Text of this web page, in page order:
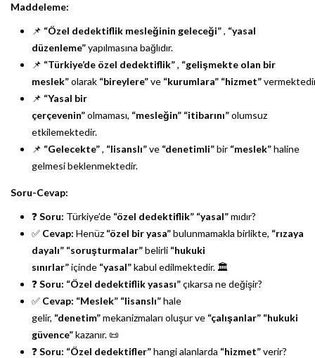
Maddeleme:
📌 “Özel dedektiflik mesleğinin geleceği”, “yasal
düzenleme”yapılmasına bağlıdır.
📌 “Türkiye’de özel dedektiflik”, “gelişmekte olan bir
meslek”olarak “bireylere”ve “kurumlara” “hizmet”
📌 “Yasal bir
çerçevenin”olmaması, “mesleğin” “itibarını”olumsuz
etkilemektedir.
📌 “Gelecekte”, “lisanslı”ve “denetimli”bir “meslek”haline
gelmesi beklenmektedir.
Soru-Cevap:
❓Soru: Türkiye’de “özel dedektiflik” “yasal”mıdır?
✅ Cevap: Henüz “özel bir yasa”bulunmamakla birlikte, “rızaya
dayalı” “soruşturmalar”belirli “hukuki
sınırlar”içinde “yasal”kabul edilmektedir. 🏛️
❓Soru: “Özel dedektiflik yasası”çıkarsa ne değişir?
✅ Cevap: “Meslek” “lisanslı”hale
gelir, “denetim”mekanizmaları oluşur ve “çalışanlar” “hukuki
güvence”kazanır. 📜
❓Soru: “Özel dedektifler”hangi alanlarda “hizmet”verir?